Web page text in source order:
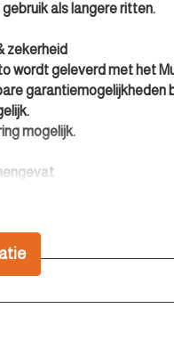
als langere ritten.
zekerheid
wordt geleverd met het
garantiemogelijkheden
mogelijk.
in hybride
pk